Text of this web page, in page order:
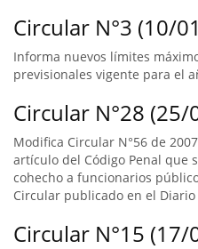
Circular N°3 (10/
Informa nuevos límites
previsionales vigente para el
Circular N°28
Modifica Circular N°56 de
artículo del Código Penal que
cohecho a funcionarios
Circular publicado en el Diario
Circular N°15